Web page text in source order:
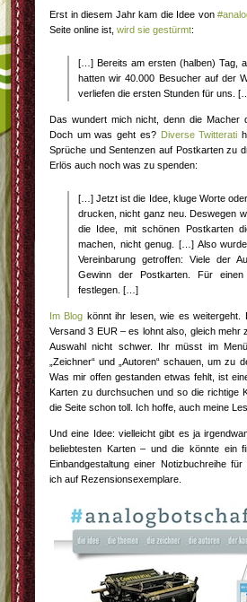
Erst in diesem Jahr kam die Idee von
Seite online ist, wird sie gestürmt:
[…] Bereits am ersten (halben) Tag,
hatten wir 40.000 Besucher auf der
verliefen die ersten Stunden für uns.
Das wundert mich nicht, denn die Macher
Doch um was geht es? Diverse Twitterati
Sprüche und Sentenzen auf Postkarten zu
Erlös auch noch was zu spenden:
[…] Jetzt ist die Idee, kluge Worte
drucken, nicht ganz neu. Deswegen
die Idee, mit schönen Postkarten
machen, nicht genug. […] Also
Vereinbarung getroffen: Viele der
Gewinn der Postkarten. Für
festlegen. […]
Im Blog könnt ihr lesen, wie es
Versand 3 EUR – es lohnt also, gleich mehr
Auswahl nicht schwer. Ihr müsst im
„Zeichner“ und „Autoren“ schauen, um zu
Was mir offen gestanden etwas fehlt, ist
Karten zu durchsuchen und so die richtige
die Seite schon toll. Ich hoffe, auch meine
Und eine Idee: vielleicht gibt es ja
beliebtesten Karten – und die könnte ein
Einbandgestaltung einer Notizbuchreihe
ich auf Rezensionsexemplare.